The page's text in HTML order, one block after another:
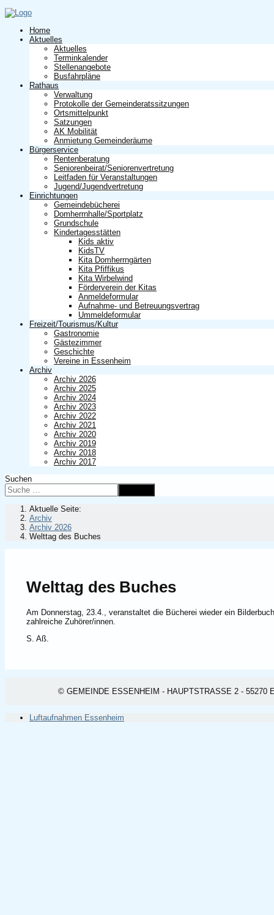
Home
Aktuelles
Aktuelles
Terminkalender
Stellenangebote
Busfahrpläne
Rathaus
Verwaltung
Protokolle der Gemeinderatssitzungen
Ortsmittelpunkt
Satzungen
AK Mobilität
Anmietung Gemeinderäume
Bürgerservice
Rentenberatung
Seniorenbeirat/Seniorenvertretung
Leitfaden für Veranstaltungen
Jugend/Jugendvertretung
Einrichtungen
Gemeindebücherei
Domherrnhalle/Sportplatz
Grundschule
Kindertagesstätten
Kids aktiv
KidsTV
Kita Domherrngärten
Kita Pfiffikus
Kita Wirbelwind
Förderverein der Kitas
Anmeldeformular
Aufnahme- und Betreuungsvertrag
Ummeldeformular
Freizeit/Tourismus/Kultur
Gastronomie
Gästezimmer
Geschichte
Vereine in Essenheim
Archiv
Archiv 2026
Archiv 2025
Archiv 2024
Archiv 2023
Archiv 2022
Archiv 2021
Archiv 2020
Archiv 2019
Archiv 2018
Archiv 2017
Suchen
Aktuelle Seite:
Archiv
Archiv 2026
Welttag des Buches
Welttag des Buches
Am Donnerstag, 23.4., veranstaltet die Bücherei wieder ein
zahlreiche Zuhörer/innen.
S. Aß.
© GEMEINDE ESSENHEIM - HAUPTSTRASSE 2 - 55270
Luftaufnahmen Essenheim